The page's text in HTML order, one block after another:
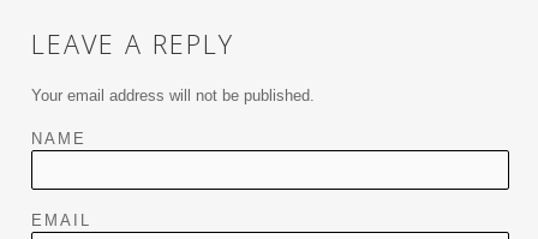
LEAVE A REPLY
Your email address will not be published.
NAME
EMAIL